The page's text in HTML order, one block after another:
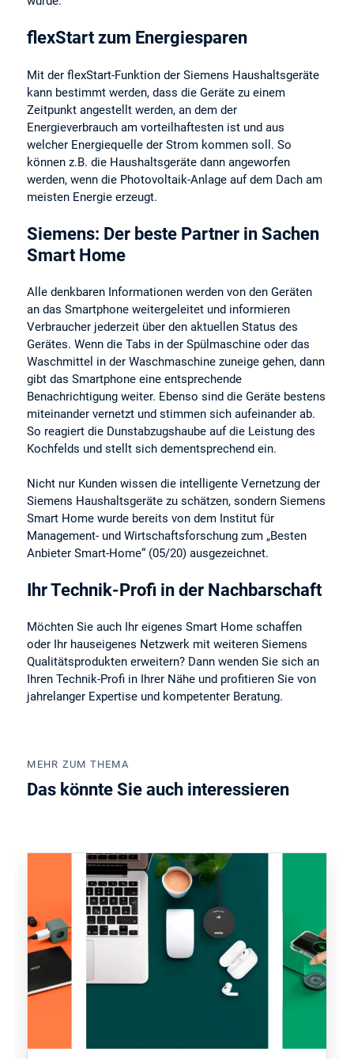
flexStart zum Energiesparen
Mit der flexStart-Funktion der Siemens Haushaltsgeräte
kann bestimmt werden, dass die Geräte zu einem
Zeitpunkt angestellt werden, an dem der
Energieverbrauch am vorteilhaftesten ist und aus
welcher Energiequelle der Strom kommen soll. So
können z.B. die Haushaltsgeräte dann angeworfen
werden, wenn die Photovoltaik-Anlage auf dem Dach am
meisten Energie erzeugt.
Siemens: Der beste Partner in Sachen
Smart Home
Alle denkbaren Informationen werden von den Geräten
an das Smartphone weitergeleitet und informieren
Verbraucher jederzeit über den aktuellen Status des
Gerätes. Wenn die Tabs in der Spülmaschine oder das
Waschmittel in der Waschmaschine zuneige gehen, dann
gibt das Smartphone eine entsprechende
Benachrichtigung weiter. Ebenso sind die Geräte bestens
miteinander vernetzt und stimmen sich aufeinander ab.
So reagiert die Dunstabzugshaube auf die Leistung des
Kochfelds und stellt sich dementsprechend ein.
Nicht nur Kunden wissen die intelligente Vernetzung der
Siemens Haushaltsgeräte zu schätzen, sondern Siemens
Smart Home wurde bereits von dem Institut für
Management- und Wirtschaftsforschung zum „Besten
Anbieter Smart-Home“ (05/20) ausgezeichnet.
Ihr Technik-Profi in der Nachbarschaft
Möchten Sie auch Ihr eigenes Smart Home schaffen
oder Ihr hauseigenes Netzwerk mit weiteren Siemens
Qualitätsprodukten erweitern? Dann wenden Sie sich an
Ihren Technik-Profi in Ihrer Nähe und profitieren Sie von
jahrelanger Expertise und kompetenter Beratung.
MEHR ZUM THEMA
Das könnte Sie auch interessieren